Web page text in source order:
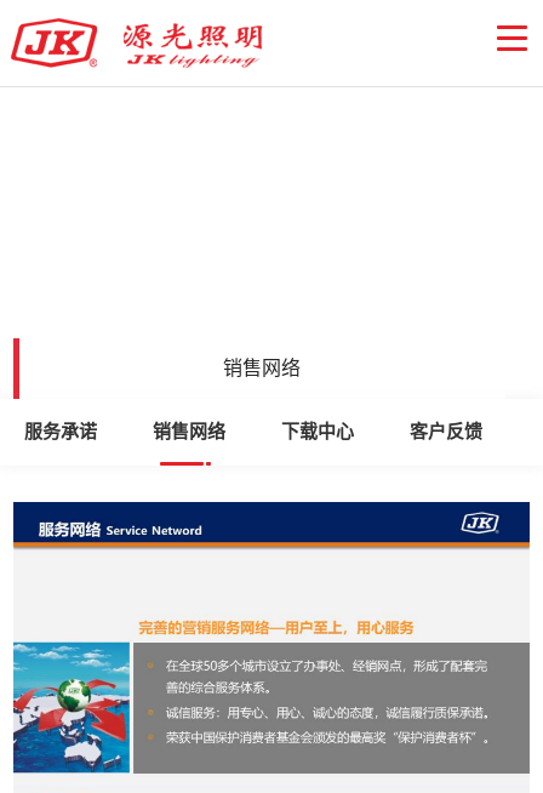
销售网络
服务承诺 销售网络 下载中心 客户反馈